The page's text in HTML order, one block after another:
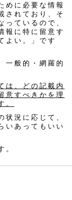
めに必要な情報
されており、そ
っているので、
報に特に留意す
よい。」です
一般的・網羅的
は、どの記載内
意すべきかを理
。
況に応じて、
いあってもいい
。